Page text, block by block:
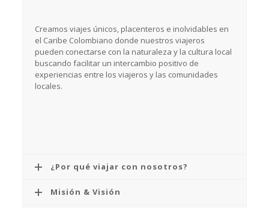
Creamos viajes únicos, placenteros e inolvidables en
el Caribe Colombiano donde nuestros viajeros
pueden conectarse con la naturaleza y la cultura local
buscando facilitar un intercambio positivo de
experiencias entre los viajeros y las comunidades
locales.
¿Por qué viajar con nosotros?
Misión & Visión